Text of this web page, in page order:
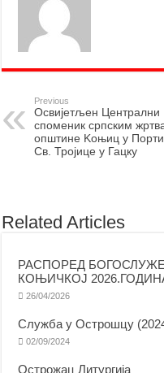
Previous
Освијетљен Централни
споменик српским
општине Kоњиц у Порти
Св. Тројице у Гацку
Related Articles
РАСПОРЕД
КОЊИЧКОЈ
26/04/2026
Служба у Острошцу
02/09/2024
Острожац Литургија